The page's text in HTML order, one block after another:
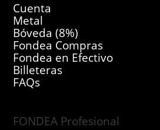
Cuenta
Metal
Bóveda (8%)
Fondea Compras
Fondea en Efectivo
Billeteras
FAQs
FONDEA Profesional